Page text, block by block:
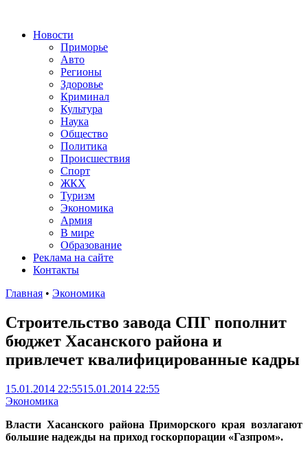
Новости
Приморье
Авто
Регионы
Здоровье
Криминал
Культура
Наука
Общество
Политика
Происшествия
Спорт
ЖКХ
Туризм
Экономика
Армия
В мире
Образование
Реклама на сайте
Контакты
Главная • Экономика
Строительство завода СПГ пополнит
бюджет Хасанского района и
привлечет квалифицированные кадры
15.01.2014 22:5515.01.2014 22:55
Экономика
Власти Хасанского района Приморского края возлагают
большие надежды на приход госкорпорации «Газпром».